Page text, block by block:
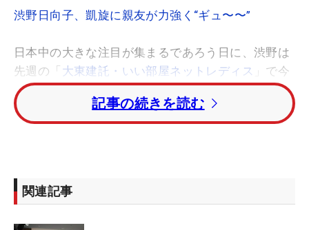
渋野日向子、凱旋に親友が力強く“ギュ〜〜”
日本中の大きな注目が集まるであろう日に、渋野は
先週の「 大東建託・いい部屋ネットレディス
」で今
季2勝目を挙げた成田美寿々と、地元出身で今季1勝
を挙げている小祝さくらとのラウンドが決定した。
人気、実力ともにツアー屈指の3人による同組プレ
渋野にとって成田とのラウンドは、意外にも初めて
記事の続きを読む
関連記事